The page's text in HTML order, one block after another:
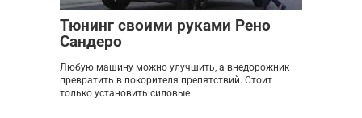
Тюнинг своими руками Рено
Сандеро
Любую машину можно улучшить, а внедорожник
превратить в покорителя препятствий. Стоит
только установить силовые